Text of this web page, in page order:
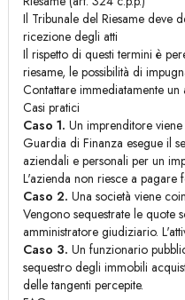
Il Tribunale del Riesame deve
ricezione degli atti
Il rispetto di questi termini è
riesame, le possibilità di
Contattare immediatamente un
Casi pratici
Caso 1. Un imprenditore
Guardia di Finanza esegue il
aziendali e personali per un
L'azienda non riesce a pagare
Caso 2. Una società viene
Vengono sequestrate le quote
amministratore giudiziario.
Caso 3. Un funzionario
sequestro degli immobili
delle tangenti percepite.